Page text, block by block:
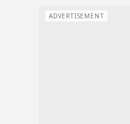
ADVERTISEMENT